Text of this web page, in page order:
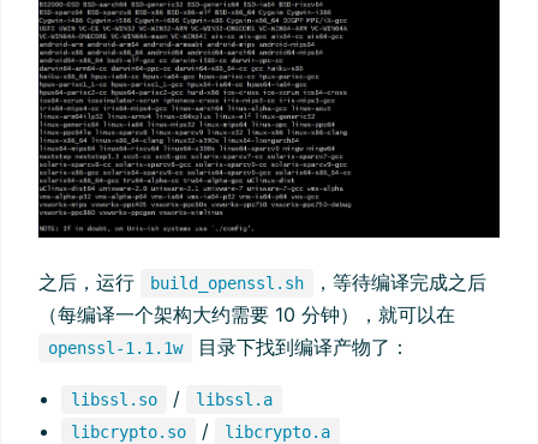
之后，运行 build_openssl.sh
，等待编译完成之后
（每编译一个架构大约需要 10 分钟），就可以在
openssl-1.1.1w 目录下找到编译产物了：
libssl.so /
libssl.a
libcrypto.so
/ libcrypto.a